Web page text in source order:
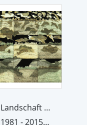
Landschaft 81 V
1981 - 2015 (übermalt 2015)